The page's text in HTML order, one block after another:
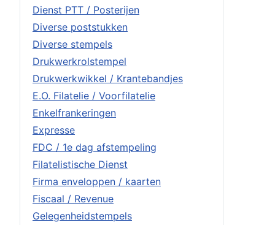
Dienst PTT / Posterijen
Diverse poststukken
Diverse stempels
Drukwerkrolstempel
Drukwerkwikkel / Krantebandjes
E.O. Filatelie / Voorfilatelie
Enkelfrankeringen
Expresse
FDC / 1e dag afstempeling
Filatelistische Dienst
Firma enveloppen / kaarten
Fiscaal / Revenue
Gelegenheidstempels